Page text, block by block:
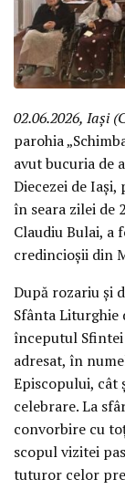
02.06.2026, Iași
parohia
avut bucuria de
Diecezei de
în seara zilei de
Claudiu Bulai, a
credincioșii din
După rozariu și
Sfânta Liturghie
începutul
adresat, în
Episcopului, cât
celebrare. La
convorbire cu
scopul vizitei
tuturor celor